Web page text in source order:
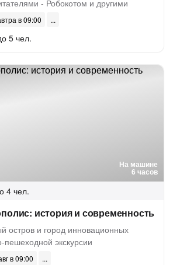
- Робокотом и другими
в 09:00
5 чел.
На машине
6 часов
4 чел.
история и современность
остров и город инновационных
пешеходной экскурсии
в 09:00